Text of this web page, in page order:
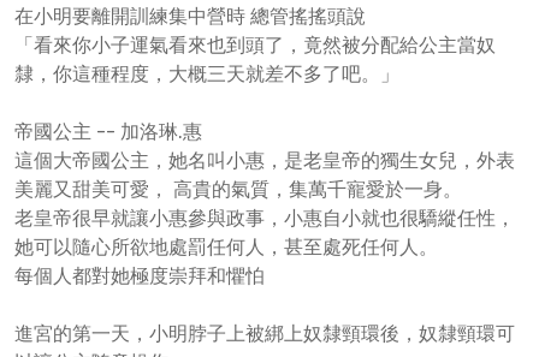
在小明要離開訓練集中營時 總管搖搖頭說
「看來你小子運氣看來也到頭了，竟然被分配給公主當奴
隸，你這種程度，大概三天就差不多了吧。」
帝國公主 -- 加洛琳.惠
這個大帝國公主，她名叫小惠，是老皇帝的獨生女兒，外表
美麗又甜美可愛， 高貴的氣質，集萬千寵愛於一身。
老皇帝很早就讓小惠參與政事，小惠自小就也很驕縱任性，
她可以隨心所欲地處罰任何人，甚至處死任何人。
每個人都對她極度崇拜和懼怕
進宮的第一天，小明脖子上被綁上奴隸頸環後，奴隸頸環可